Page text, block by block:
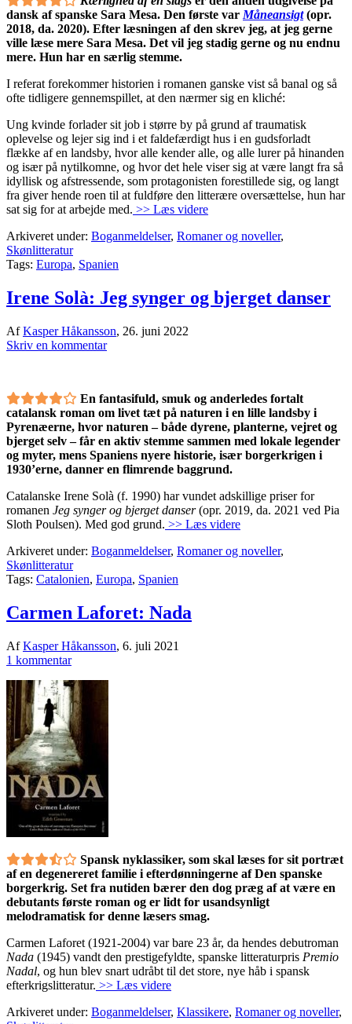
dansk af spanske Sara Mesa. Den første var Måneansigt(opr.
2018, da. 2020). Efter læsningen af den skrev jeg, at jeg gerne
ville læse mere Sara Mesa. Det vil jeg stadig gerne og nu endnu
mere. Hun har en særlig stemme.
I referat forekommer historien i romanen ganske vist så banal og så
ofte tidligere gennemspillet, at den nærmer sig en kliché:
Ung kvinde forlader sit job i større by på grund af traumatisk
oplevelse og lejer sig ind i et faldefærdigt hus i en gudsforladt
flække af en landsby, hvor alle kender alle, og alle lurer på hinanden
og især på nytilkomne, og hvor det hele viser sig at være langt fra så
idyllisk og afstressende, som protagonisten forestillede sig, og langt
fra giver hende roen til at fuldføre den litterære oversættelse, hun har
sat sig for at arbejde med. >> Læs videre
Arkiveret under: Boganmeldelser, Romaner og noveller,
Skønlitteratur
Tags: Europa, Spanien
Irene Solà: Jeg synger og bjerget danser
AfKasper Håkansson, 26. juni 2022
Skriv en kommentar
En fantasifuld, smuk og anderledes fortalt
catalansk roman om livet tæt på naturen i en lille landsby i
Pyrenæerne, hvor naturen – både dyrene, planterne, vejret og
bjerget selv – får en aktiv stemme sammen med lokale legender
og myter, mens Spaniens nyere historie, især borgerkrigen i
1930’erne, danner en flimrende baggrund.
Catalanske Irene Solà (f. 1990) har vundet adskillige priser for
romanen Jeg synger og bjerget danser(opr. 2019, da. 2021 ved Pia
Sloth Poulsen). Med god grund. >> Læs videre
Arkiveret under: Boganmeldelser, Romaner og noveller,
Skønlitteratur
Tags: Catalonien, Europa, Spanien
Carmen Laforet: Nada
AfKasper Håkansson, 6. juli 2021
1 kommentar
Spansk nyklassiker, som skal læses for sit portræt
af en degenereret familie i efterdønningerne af Den spanske
borgerkrig. Set fra nutiden bærer den dog præg af at være en
debutants første roman og er lidt for usandsynligt
melodramatisk for denne læsers smag.
Carmen Laforet (1921-2004) var bare 23 år, da hendes debutroman
Nada (1945) vandt den prestigefyldte, spanske litteraturpris Premio
Nadal, og hun blev snart udråbt til det store, nye håb i spansk
efterkrigslitteratur. >> Læs videre
Arkiveret under: Boganmeldelser, Klassikere, Romaner og noveller,